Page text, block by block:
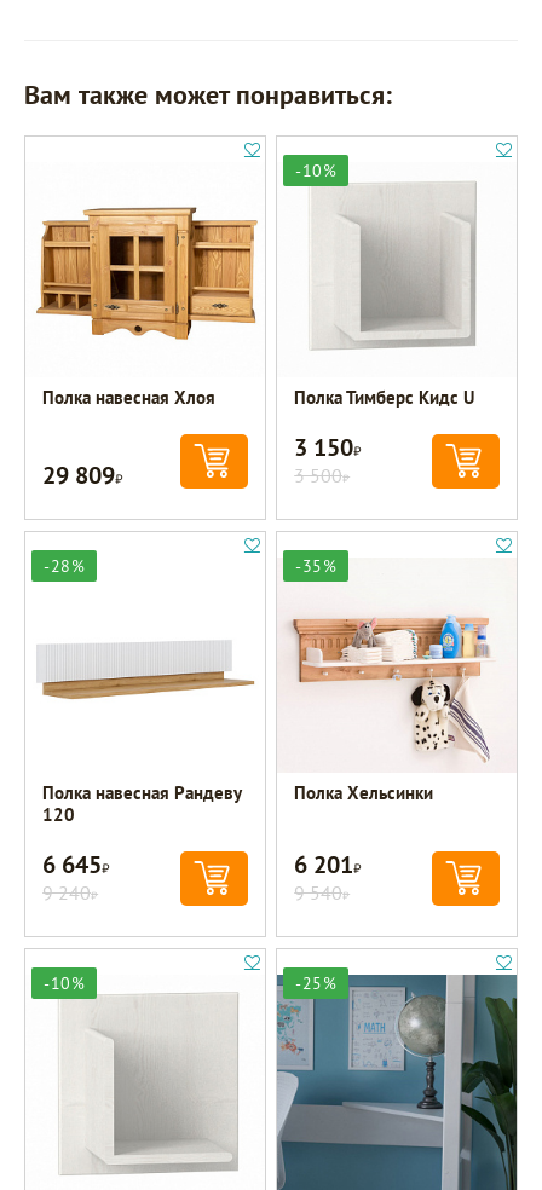
Вам также может понравиться:
Полка навесная Хлоя
29 809Р
-10%
Полка Тимберс Кидс U
3 150Р
3 500Р
-28%
Полка навесная Рандеву
120
6 645Р
9 240Р
-35%
Полка Хельсинки
6 201Р
9 540Р
-10% -25%